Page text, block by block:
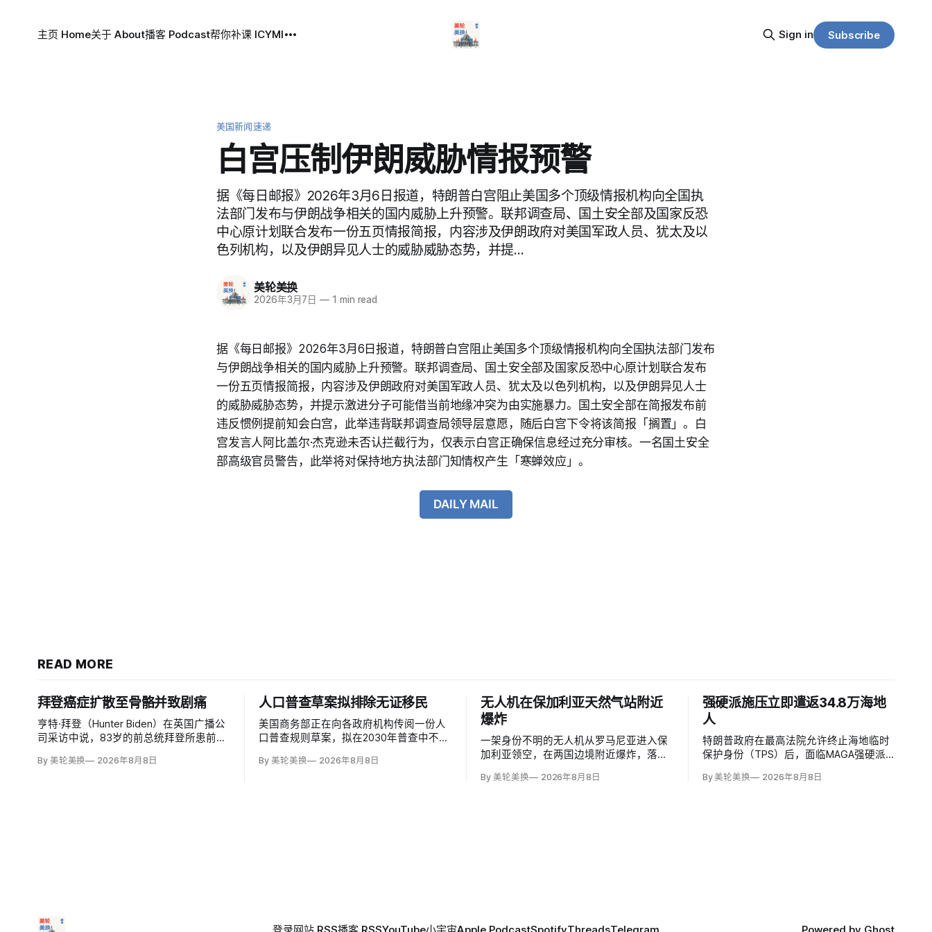
主页 Home关于 About播客 Podcast帮你补课 ICYMI Sign in Subscribe
美国新闻速递
白宫压制伊朗威胁情报预警
据《每日邮报》2026年3月6日报道，特朗普白宫阻止美国多个顶级情报机构向全国执
法部门发布与伊朗战争相关的国内威胁上升预警。联邦调查局、国土安全部及国家反恐
中心原计划联合发布一份五页情报简报，内容涉及伊朗政府对美国军政人员、犹太及以
色列机构，以及伊朗异见人士的威胁威胁态势，并提…
美轮美换
2026年3月7日 — 1 min read
据《每日邮报》2026年3月6日报道，特朗普白宫阻止美国多个顶级情报机构向全国执法部门发布
与伊朗战争相关的国内威胁上升预警。联邦调查局、国土安全部及国家反恐中心原计划联合发布
一份五页情报简报，内容涉及伊朗政府对美国军政人员、犹太及以色列机构，以及伊朗异见人士
的威胁威胁态势，并提示激进分子可能借当前地缘冲突为由实施暴力。国土安全部在简报发布前
违反惯例提前知会白宫，此举违背联邦调查局领导层意愿，随后白宫下令将该简报「搁置」。白
宫发言人阿比盖尔·杰克逊未否认拦截行为，仅表示白宫正确保信息经过充分审核。一名国土安全
部高级官员警告，此举将对保持地方执法部门知情权产生「寒蝉效应」。
DAILY MAIL
READ MORE
拜登癌症扩散至骨骼并致剧痛
亨特·拜登（Hunter Biden）在英国广播公
司采访中说，83岁的前总统拜登所患前列
剧烈疼痛，并在多个方面严重影响生活。
By 美轮美换 2026年8月8日
人口普查草案拟排除无证移民
美国商务部正在向各政府机构传阅一份人
口普查规则草案，拟在2030年普查中不计
据，理由是避免个人问题造成「扭曲」。
By 美轮美换 2026年8月8日
无人机在保加利亚天然气站附近
爆炸
一架身份不明的无人机从罗马尼亚进入保
加利亚领空，在两国边境附近爆炸，落点
1000米；无人伤亡，基础设施未受损。保
By 美轮美换 2026年8月8日
强硬派施压立即遣返34.8万海地
人
特朗普政府在最高法院允许终止海地临时
保护身份（TPS）后，面临MAGA强硬派
压力。国土安全部把执法重点放在俄亥俄
By 美轮美换 2026年8月8日